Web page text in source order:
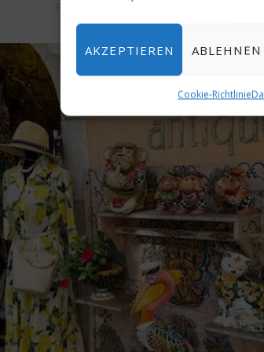
AKZEPTIEREN ABLEHNEN
Cookie-Richtlinie